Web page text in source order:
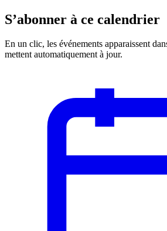
S’abonner à ce calendrier
En un clic, les événements apparaissent
mettent automatiquement à jour.